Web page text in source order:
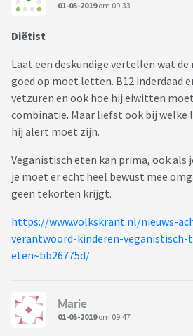
01-05-2019om 09:33
Diëtist
Laat een deskundige vertellen wat
goed op moet letten. B12 inderdaad
vetzuren en ook hoe hij eiwitten
combinatie. Maar liefst ook bij welke
hij alert moet zijn.
Veganistisch eten kan prima, ook als
je moet er echt heel bewust mee
geen tekorten krijgt.
https://www.volkskrant.nl/nieuws-
verantwoord-kinderen-
eten~bb26775d/
Marie
01-05-2019om 09:47